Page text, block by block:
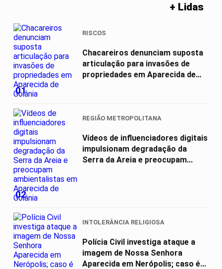
+ Lidas
01
RISCOS
Chacareiros denunciam suposta
articulação para invasões de
propriedades em Aparecida de
02
REGIÃO METROPOLITANA
Vídeos de influenciadores digitais
impulsionam degradação da
Serra da Areia e preocupam...
INTOLERÂNCIA RELIGIOSA
Polícia Civil investiga ataque a
imagem de Nossa Senhora
Aparecida em Nerópolis; caso é...